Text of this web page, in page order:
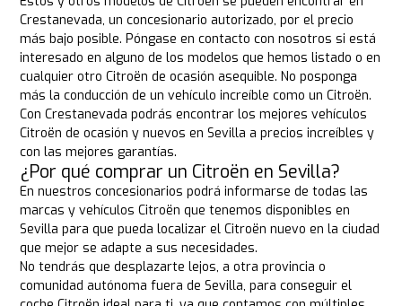
Crestanevada, un concesionario autorizado, por el precio
más bajo posible. Póngase en contacto con nosotros si está
interesado en alguno de los modelos que hemos listado o en
cualquier otro Citroën de ocasión asequible. No posponga
más la conducción de un vehículo increíble como un Citroën.
Con Crestanevada podrás encontrar los mejores vehículos
Citroën de ocasión y nuevos en Sevilla a precios increíbles y
con las mejores garantías.
¿Por qué comprar un Citroën en Sevilla?
En nuestros concesionarios podrá informarse de todas las
marcas y vehículos Citroën que tenemos disponibles en
Sevilla para que pueda localizar el Citroën nuevo en la ciudad
que mejor se adapte a sus necesidades.
No tendrás que desplazarte lejos, a otra provincia o
comunidad autónoma fuera de Sevilla, para conseguir el